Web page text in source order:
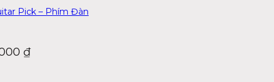
Pick – Phím Đàn
₫